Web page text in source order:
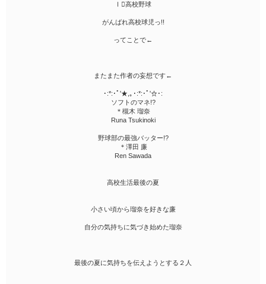
Ⅰ高校野球
がんばれ高校球児っ!!
ってことで←
またまた作者の妄想です←
･:*:･ﾟ'★,｡･:*:･ﾟ'☆･:
ソフトのマネ!?
＊槻木 瑠奈
Runa Tsukinoki
野球部の最強バッター!?
＊澤田 廉
Ren Sawada
高校生活最後の夏
小さい頃から瑠奈を好きな廉
自分の気持ちに気づき始めた瑠奈
最後の夏に気持ちを伝えようとする２人